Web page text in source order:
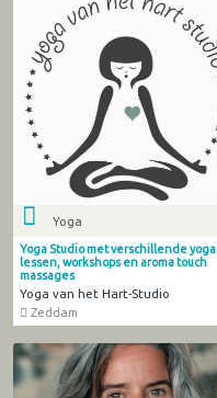
Yoga
Yoga Studio met verschillende yoga
lessen, workshops en aroma touch
massages
Yoga van het Hart-Studio
Zeddam